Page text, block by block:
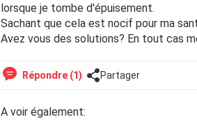
lorsque je tombe d'épuisement.
Sachant que cela est nocif pour ma
Avez vous des solutions? En tout cas
Répondre (1) Partager
A voir également: